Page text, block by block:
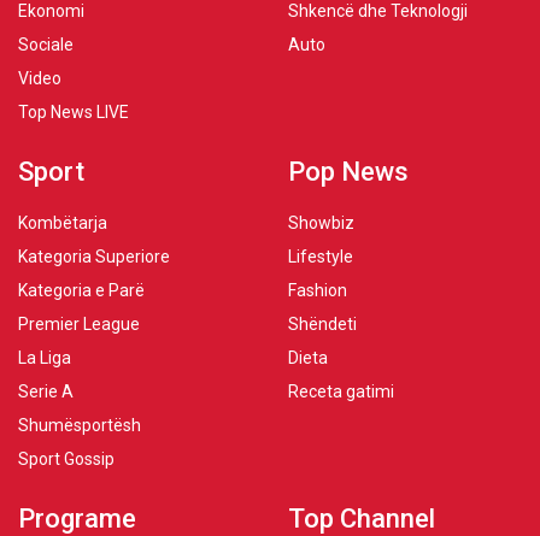
Ekonomi
Sociale
Video
Top News LIVE
Shkencë dhe Teknologji
Auto
Sport
Kombëtarja
Kategoria Superiore
Kategoria e Parë
Premier League
La Liga
Serie A
Shumësportësh
Sport Gossip
Pop News
Showbiz
Lifestyle
Fashion
Shëndeti
Dieta
Receta gatimi
Programe Top Channel